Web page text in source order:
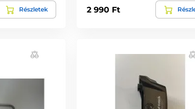
Részletek 2 990 Ft